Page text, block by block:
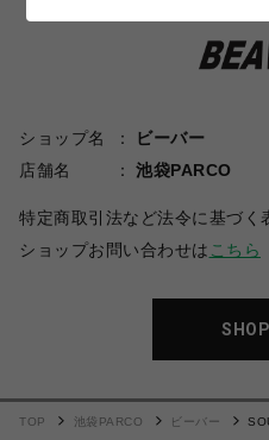
ショップ名
ビーバー
店舗名
池袋PARCO
特定商取引法など法令に基づく
ショップお問い合わせは こちら
TOP 池袋PARCO ビーバー